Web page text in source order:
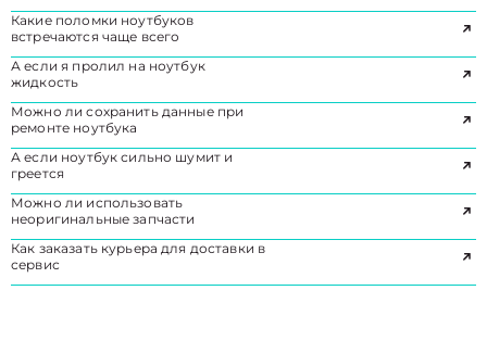
Какие поломки ноутбуков
встречаются чаще всего
А если я пролил на ноутбук
жидкость
Можно ли сохранить данные при
ремонте ноутбука
А если ноутбук сильно шумит и
греется
Можно ли использовать
неоригинальные запчасти
Как заказать курьера для доставки в
сервис